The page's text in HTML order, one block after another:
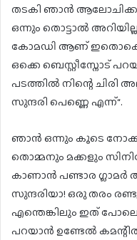
തടകി ഞാൻ
ഒന്നും തൊട്ടാൽ
കോമഡി ആണ്
ഒക്കെ ബെസ്റ്റീസ്നോട്
പടത്തിൽ നിന്റെ ചിരി
സുന്ദരി പെണ്ണെ എന്ന്“.
ഞാൻ ഒന്നും കൂടെ
തൊമ്മനും മക്കളും
കാണാൻ പണ്ടാര ഗ്ലാമർ
സുന്ദരിയാ! ഒരു തരം
എന്തെങ്കിലും ഇത് പോലെ
പറയാൻ ഉണ്ടേൽ